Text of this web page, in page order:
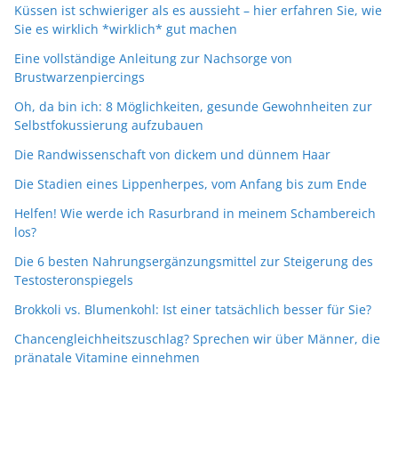
Küssen ist schwieriger als es aussieht – hier erfahren Sie, wie
Sie es wirklich *wirklich* gut machen
Eine vollständige Anleitung zur Nachsorge von
Brustwarzenpiercings
Oh, da bin ich: 8 Möglichkeiten, gesunde Gewohnheiten zur
Selbstfokussierung aufzubauen
Die Randwissenschaft von dickem und dünnem Haar
Die Stadien eines Lippenherpes, vom Anfang bis zum Ende
Helfen! Wie werde ich Rasurbrand in meinem Schambereich
los?
Die 6 besten Nahrungsergänzungsmittel zur Steigerung des
Testosteronspiegels
Brokkoli vs. Blumenkohl: Ist einer tatsächlich besser für Sie?
Chancengleichheitszuschlag? Sprechen wir über Männer, die
pränatale Vitamine einnehmen